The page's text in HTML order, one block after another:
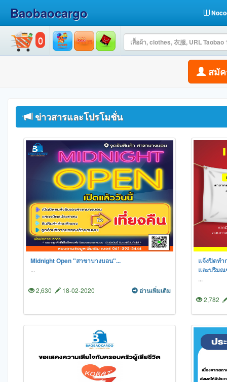
Baobaocargo
0
สมั
ข่าวสารและโปรโมชั่น
Midnight Open "สาขาบางบอน"...
...
2,630 18-02-2020 อ่านเพิ่มเติม
แจ้งปิดทำ
และปริมณ
...
2,782